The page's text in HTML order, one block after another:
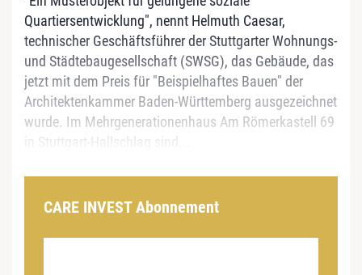
Quartiersentwicklung", nennt Helmuth Caesar,
technischer Geschäftsführer der Stuttgarter Wohnungs-
und Städtebaugesellschaft (SWSG), das Gebäude, das
jetzt mit dem Preis für "Beispielhaftes Bauen" der
Architektenkammer Baden-Württemberg ausgezeichnet
wurde. Im Mehrgenerationenhaus Am Römerkastell 69
in Stuttgart-Hallschlag sind...
CARE INVEST Abonnement